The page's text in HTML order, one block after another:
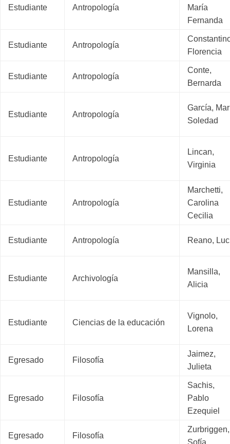
Estudiante Antropología
María
Fernanda
Estudiante Antropología
Florencia
Estudiante Antropología
Conte,
Bernarda
Estudiante Antropología
García,
Soledad
Estudiante Antropología
Lincan,
Virginia
Estudiante Antropología
Marchetti,
Carolina
Cecilia
Estudiante Antropología Reano,
Estudiante Archivología
Mansilla,
Alicia
Estudiante Ciencias de la educación
Vignolo,
Lorena
Egresado Filosofía
Jaimez,
Julieta
Egresado Filosofía
Sachis,
Pablo
Ezequiel
Egresado Filosofía
Zurbriggen,
Sofía